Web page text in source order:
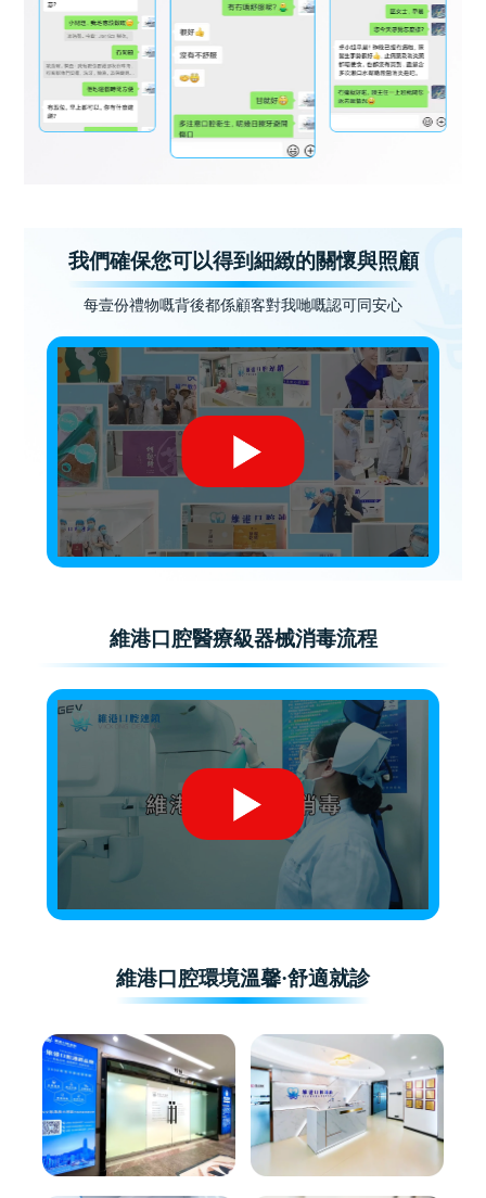
我們確保您可以得到細緻的關懷與照顧
每壹份禮物嘅背後都係顧客對我哋嘅認可同安心
維港口腔醫療級器械消毒流程
維港口腔環境溫馨·舒適就診